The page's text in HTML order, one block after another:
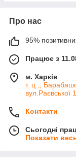
Про нас
95%
Працює з
м. Харків
т. ц ,,
вул.Раєвської
Контакти
Сьогодні
Показати